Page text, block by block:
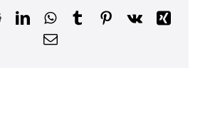
RedditLinkedInWhatsApp
TumblrPinterest
Vk
Xing
Email